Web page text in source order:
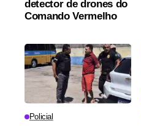
detector de drones do
Comando Vermelho
Policial